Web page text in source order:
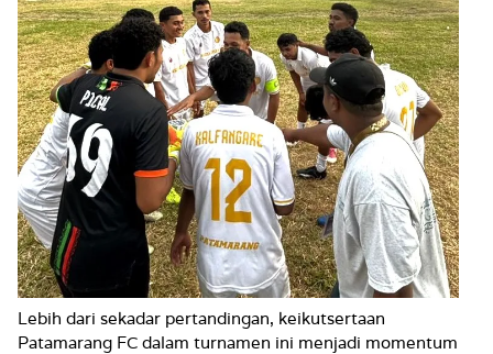
Lebih dari sekadar pertandingan, keikutsertaan
Patamarang FC dalam turnamen ini menjadi momentum